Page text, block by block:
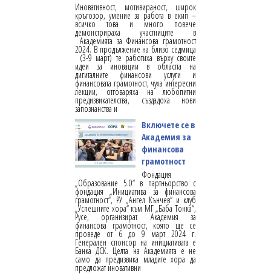
Иновативност, мотивираност, широк
кръгозор, умение за работа в екип –
всичко това и много повече
демонстрираха участниците в
Академията за Финансова грамотност
2024. В продължение на близо седмица
(3-9 март) те работиха върху своите
идеи за иновации в областта на
дигиталните финансови услуги и
финансовата грамотност, чуха интересни
лекции, отговаряха на любопитни
предизвикателства, създадоха нови
запознанства и
Включете се в
Академия за
финансова
грамотност
Фондация
„Образование 5.0“ в партньорство с
фондация „Инициатива за финансова
грамотност“, РУ „Ангел Кънчев“ и клуб
„Успешните хора“ към МГ „Баба Тонка“,
Русе, организират Академия за
финансова грамотност, която ще се
проведе от 6 до 9 март 2024 г.
Генерален спонсор на инициативата е
Банка ДСК. Целта на Академията е не
само да предизвика младите хора да
предложат иновативни